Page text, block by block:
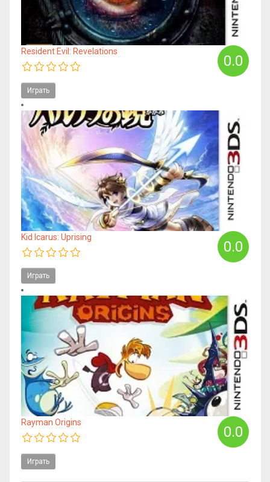
0.0
Resident Evil: Revelations
Играть
0.0
Kid Icarus: Uprising
Играть
0.0
Rayman Origins
Играть